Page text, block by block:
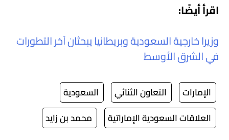
اقرأ أيضًا:
وزيرا خارجية السعودية وبريطانيا يبحثان آخر التطورات
في الشرق الأوسط
الإمارات التعاون الثنائي
السعودية
العلاقات السعودية الإماراتية
محمد بن زايد